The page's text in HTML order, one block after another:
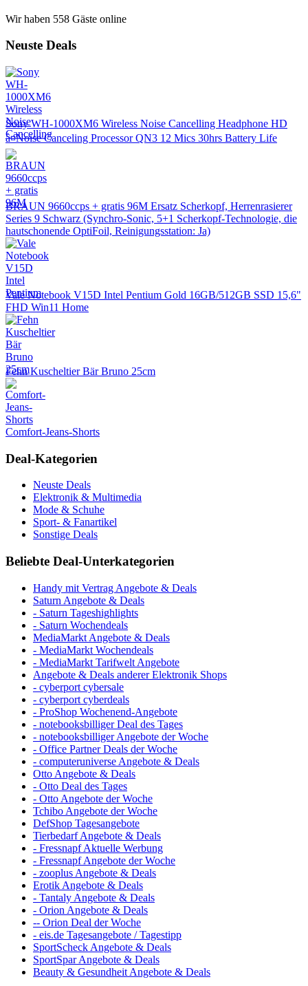
Wir haben 558 Gäste online
Neuste Deals
Sony WH-1000XM6 Wireless Noise Cancelling Headphone HD
â¤Noise Canceling Processor QN3 12 Mics 30hrs Battery Life
BRAUN 9660ccps + gratis 96M Ersatz Scherkopf, Herrenrasierer
Series 9 Schwarz (Synchro-Sonic, 5+1 Scherkopf-Technologie, die
hautschonende OptiFoil, Reinigungsstation: Ja)
Vale Notebook V15D Intel Pentium Gold 16GB/512GB SSD 15,6"
FHD Win11 Home
Fehn Kuscheltier Bär Bruno 25cm
Comfort-Jeans-Shorts
Deal-Kategorien
Neuste Deals
Elektronik & Multimedia
Mode & Schuhe
Sport- & Fanartikel
Sonstige Deals
Beliebte Deal-Unterkategorien
Handy mit Vertrag Angebote & Deals
Saturn Angebote & Deals
- Saturn Tageshighlights
- Saturn Wochendeals
MediaMarkt Angebote & Deals
- MediaMarkt Wochendeals
- MediaMarkt Tarifwelt Angebote
Angebote & Deals anderer Elektronik Shops
- cyberport cybersale
- cyberport cyberdeals
- ProShop Wochenend-Angebote
- notebooksbilliger Deal des Tages
- notebooksbilliger Angebote der Woche
- Office Partner Deals der Woche
- computeruniverse Angebote & Deals
Otto Angebote & Deals
- Otto Deal des Tages
- Otto Angebote der Woche
Tchibo Angebote der Woche
DefShop Tagesangebote
Tierbedarf Angebote & Deals
- Fressnapf Aktuelle Werbung
- Fressnapf Angebote der Woche
- zooplus Angebote & Deals
Erotik Angebote & Deals
- Tantaly Angebote & Deals
- Orion Angebote & Deals
-- Orion Deal der Woche
- eis.de Tagesangebote / Tagestipp
SportScheck Angebote & Deals
SportSpar Angebote & Deals
Beauty & Gesundheit Angebote & Deals